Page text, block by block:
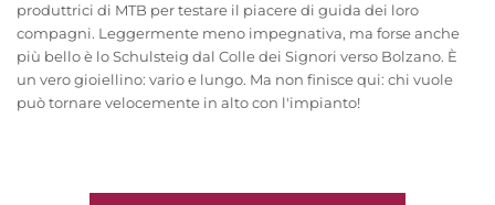
produttrici di MTB per testare il piacere di guida dei loro
compagni. Leggermente meno impegnativa, ma forse anche
più bello è lo Schulsteig dal Colle dei Signori verso Bolzano. È
un vero gioiellino: vario e lungo. Ma non finisce qui: chi vuole
può tornare velocemente in alto con l'impianto!